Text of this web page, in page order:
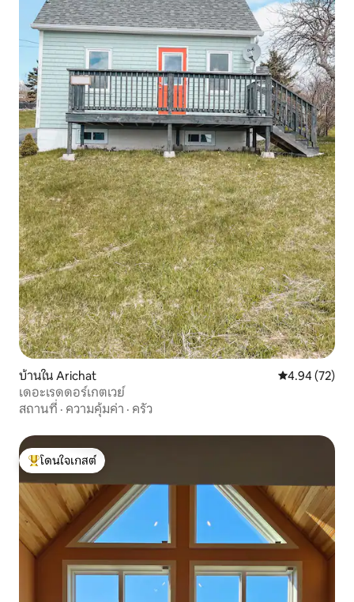
บ้านใน Arichat คะแนนเฉลี่ย
4.94 (72)
เดอะเรดดอร์เกตเวย์
สถานที่ · ความคุ้มค่า · ครัว
โดนใจเกสต์ที่สุด
โดนใจเกสต์